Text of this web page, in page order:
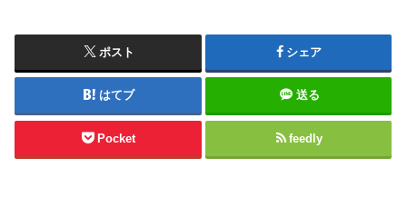
ポスト シェア
はてブ 送る
Pocket feedly